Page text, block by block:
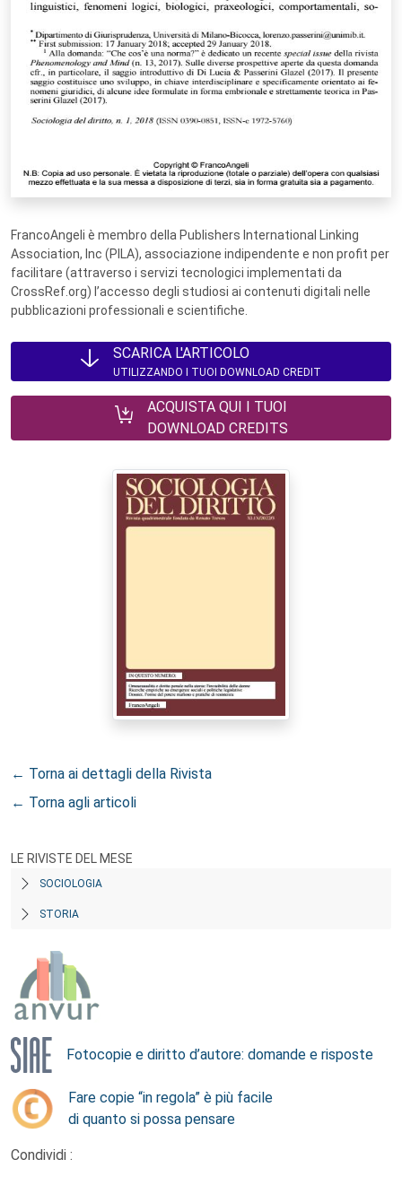
FrancoAngeli è membro della Publishers International Linking
Association, Inc (PILA), associazione indipendente e non profit per
facilitare (attraverso i servizi tecnologici implementati da
CrossRef.org) l’accesso degli studiosi ai contenuti digitali nelle
pubblicazioni professionali e scientifiche.
SCARICA L'ARTICOLO
UTILIZZANDO I TUOI DOWNLOAD CREDIT
ACQUISTA QUI I TUOI
DOWNLOAD CREDITS
← Torna ai dettagli della Rivista
← Torna agli articoli
LE RIVISTE DEL MESE
SOCIOLOGIA
STORIA
Fotocopie e diritto d’autore: domande e risposte
Fare copie “in regola” è più facile
di quanto si possa pensare
Condividi :